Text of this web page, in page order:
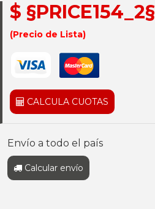
$ §PRICE154_2§
(Precio de Lista)
CALCULA CUOTAS
Envío a todo el país
Calcular envío